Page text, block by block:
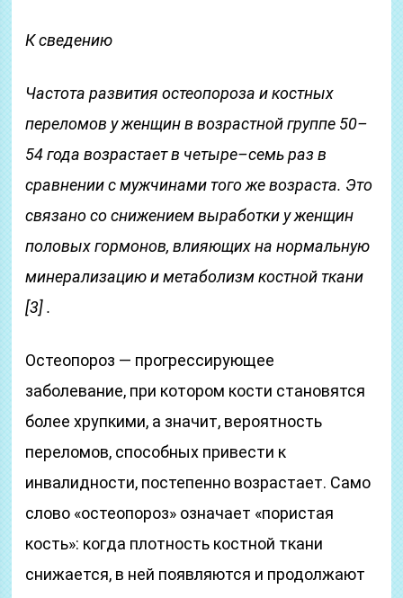
К сведению
Частота развития остеопороза и костных
переломов у женщин в возрастной группе 50–
54 года возрастает в четыре–семь раз в
сравнении с мужчинами того же возраста. Это
связано со снижением выработки у женщин
половых гормонов, влияющих на нормальную
минерализацию и метаболизм костной ткани
[3] .
Остеопороз — прогрессирующее
заболевание, при котором кости становятся
более хрупкими, а значит, вероятность
переломов, способных привести к
инвалидности, постепенно возрастает. Само
слово «остеопороз» означает «пористая
кость»: когда плотность костной ткани
снижается, в ней появляются и продолжают